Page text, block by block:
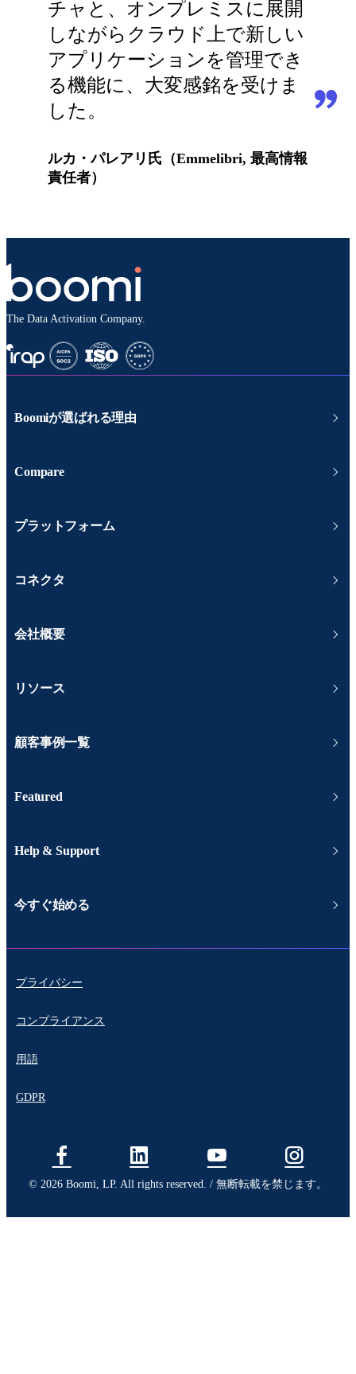
チャと、オンプレミスに展開
しながらクラウド上で新しい
アプリケーションを管理でき
る機能に、大変感銘を受けま
した。
ルカ・パレアリ氏（Emmelibri, 最高情報
責任者）
The Data Activation Company.
Boomiが選ばれる理由
Compare
プラットフォーム
コネクタ
会社概要
リソース
顧客事例一覧
Featured
Help & Support
今すぐ始める
プライバシー
コンプライアンス
用語
GDPR
© 2026 Boomi, LP. All rights reserved. / 無断転載を禁じます。